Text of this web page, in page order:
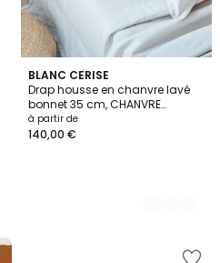
BLANC CERISE
Drap housse en chanvre lavé
bonnet 35 cm, CHANVRE
DÉLICAT
à partir de
140,00 €
3
Couleurs